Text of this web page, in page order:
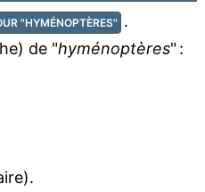
"HYMÉNOPTÈRES" .
de "hyménoptères" :